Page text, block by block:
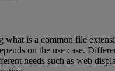
what is a common file
on the use case.
needs such as web